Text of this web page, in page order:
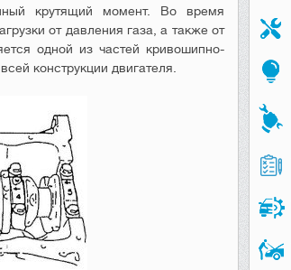
крутящий момент. Во время
от давления газа, а также от
одной из частей кривошипно-
конструкции двигателя.